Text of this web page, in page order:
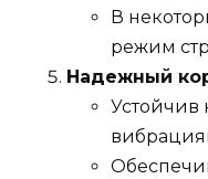
В
режим
Надежный
Устойчив